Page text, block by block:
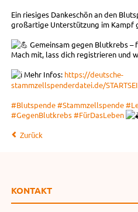
Ein riesiges Dankeschön an den
großartige Unterstützung im Kampf
Gemeinsam gegen Blutkrebs –
Mach mit, lass dich registrieren und
Mehr Infos: https://deutsche-
stammzellspenderdatei.de/
#Blutspende#Stammzellspende
#GegenBlutkrebs#FürDasLeben
Zurück
KONTAKT